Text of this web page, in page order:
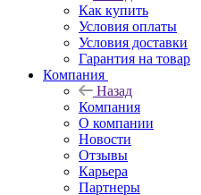
Как купить
Условия оплаты
Условия доставки
Гарантия на товар
Компания
Назад
Компания
О компании
Новости
Отзывы
Карьера
Партнеры